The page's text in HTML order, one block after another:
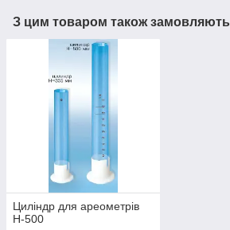
З цим товаром також замовляють
Циліндр для ареометрів
Н-500